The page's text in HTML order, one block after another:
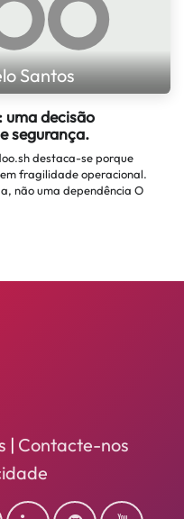
Santos
uma decisão
segurança.
destaca-se porque
fragilidade operacional.
não uma dependência O
| Contacte-nos